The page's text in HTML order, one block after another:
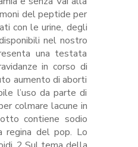
del peptide per
con le urine, degli
nel nostro
una testata
in corso di
aumento di aborti
l’uso da parte di
colmare lacune in
contiene sodio
regina del pop. Lo